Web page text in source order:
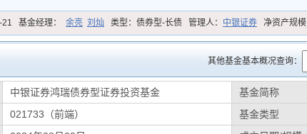
21 基金经理： 余亮 刘灿 类型： 债券型-长债 管理人： 中银证券 净资产规模
其他基金基本概况查询：
中银证券鸿瑞债券型证券投资基金 基金简称
021733（前端） 基金类型